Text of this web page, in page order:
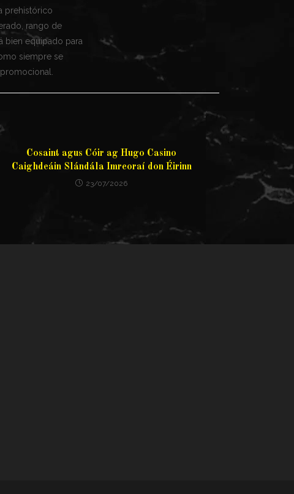
prehistórico
rango de
bien equipado para
siempre se
Cosaint agus Cóir ag Hugo Casino
Caighdeáin Slándála Imreoraí don Éirinn
23/07/2026